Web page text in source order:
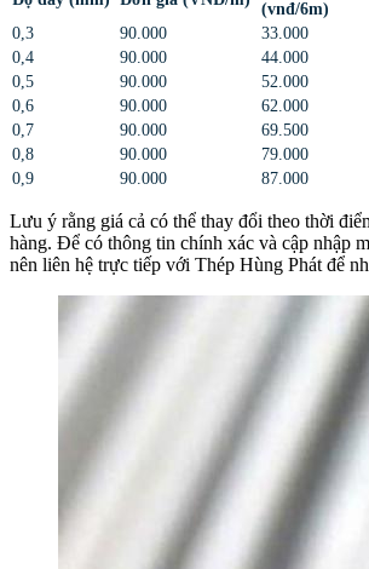
(vnđ/6m)
0,3
90.000
33.000
0,4
90.000
44.000
0,5
90.000
52.000
0,6
90.000
62.000
0,7
90.000
69.500
0,8
90.000
79.000
0,9
90.000 87.000
Lưu ý rằng giá cả có thể thay đổi theo thời
hàng. Để có thông tin chính xác và cập nhập
nên liên hệ trực tiếp với Thép Hùng Phát để